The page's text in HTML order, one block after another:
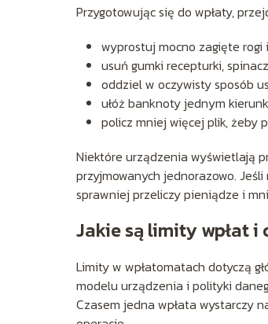
Przygotowując się do wpłaty,
wyprostuj mocno zagięte
usuń gumki recepturki,
oddziel w oczywisty sposób
ułóż banknoty jednym
policz mniej więcej plik, żeby
Niektóre urządzenia wyświetlają
przyjmowanych jednorazowo.
sprawniej przeliczy pieniądze i
Jakie są limity wpłat i
Limity w wpłatomatach dotyczą
modelu urządzenia i polityki
Czasem jedna wpłata wystarczy